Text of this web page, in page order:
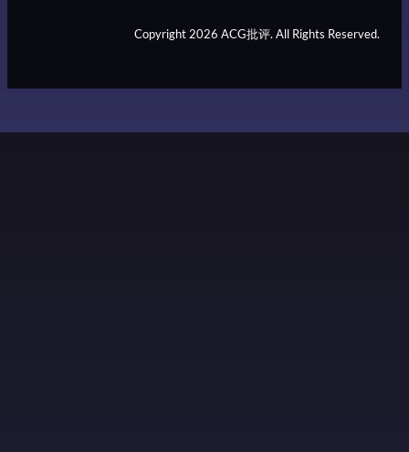
Copyright 2026 ACG批评. All Rights Reserved.